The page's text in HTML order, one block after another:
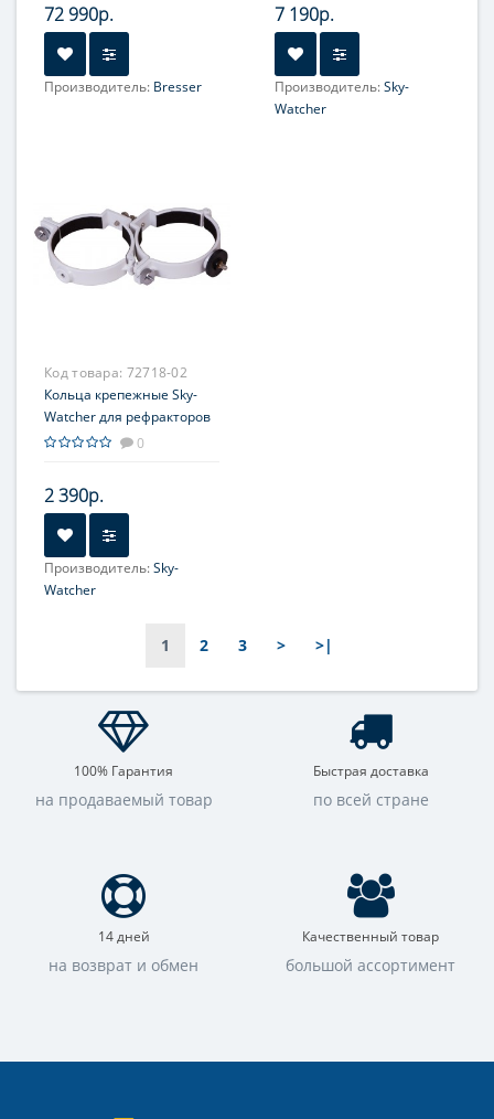
72 990р.
Производитель: Bresser
Фокусное расстояние, мм:
1200
Максимальное полезное
7 190р.
Производитель:Sky-
Watcher
Код товара: 72718-02
Кольца крепежные Sky-
Watcher для рефракторов
101–102 мм (внутренний
0
2 390р.
Производитель:Sky-
Watcher
1 2 3 > >|
100% Гарантия
на продаваемый товар
Быстрая доставка
по всей стране
14 дней
на возврат и обмен
Качественный товар
большой ассортимент